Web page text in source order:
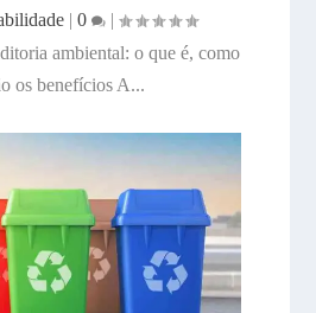
| 0
|
ambiental: o que é, como
os benefícios A...